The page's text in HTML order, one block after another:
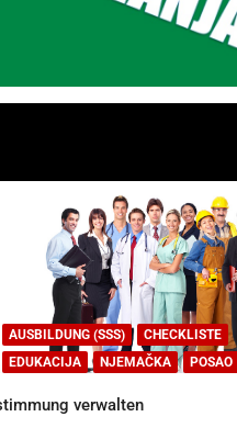
verwalten
AUSBILDUNG (SSS)
CHECKLISTE
EDUKACIJA
NJEMAČKA POSAO
Lista najtraženijih